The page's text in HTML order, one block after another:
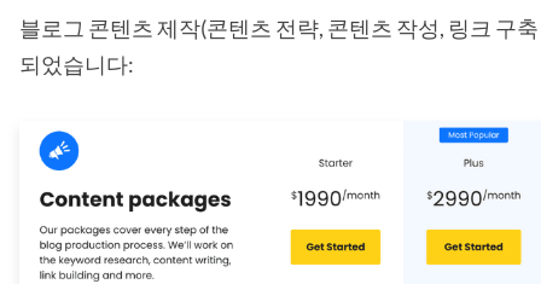
블로그 콘텐츠 제작(콘텐츠 전략, 콘텐츠 작성, 링크 구
되었습니다: